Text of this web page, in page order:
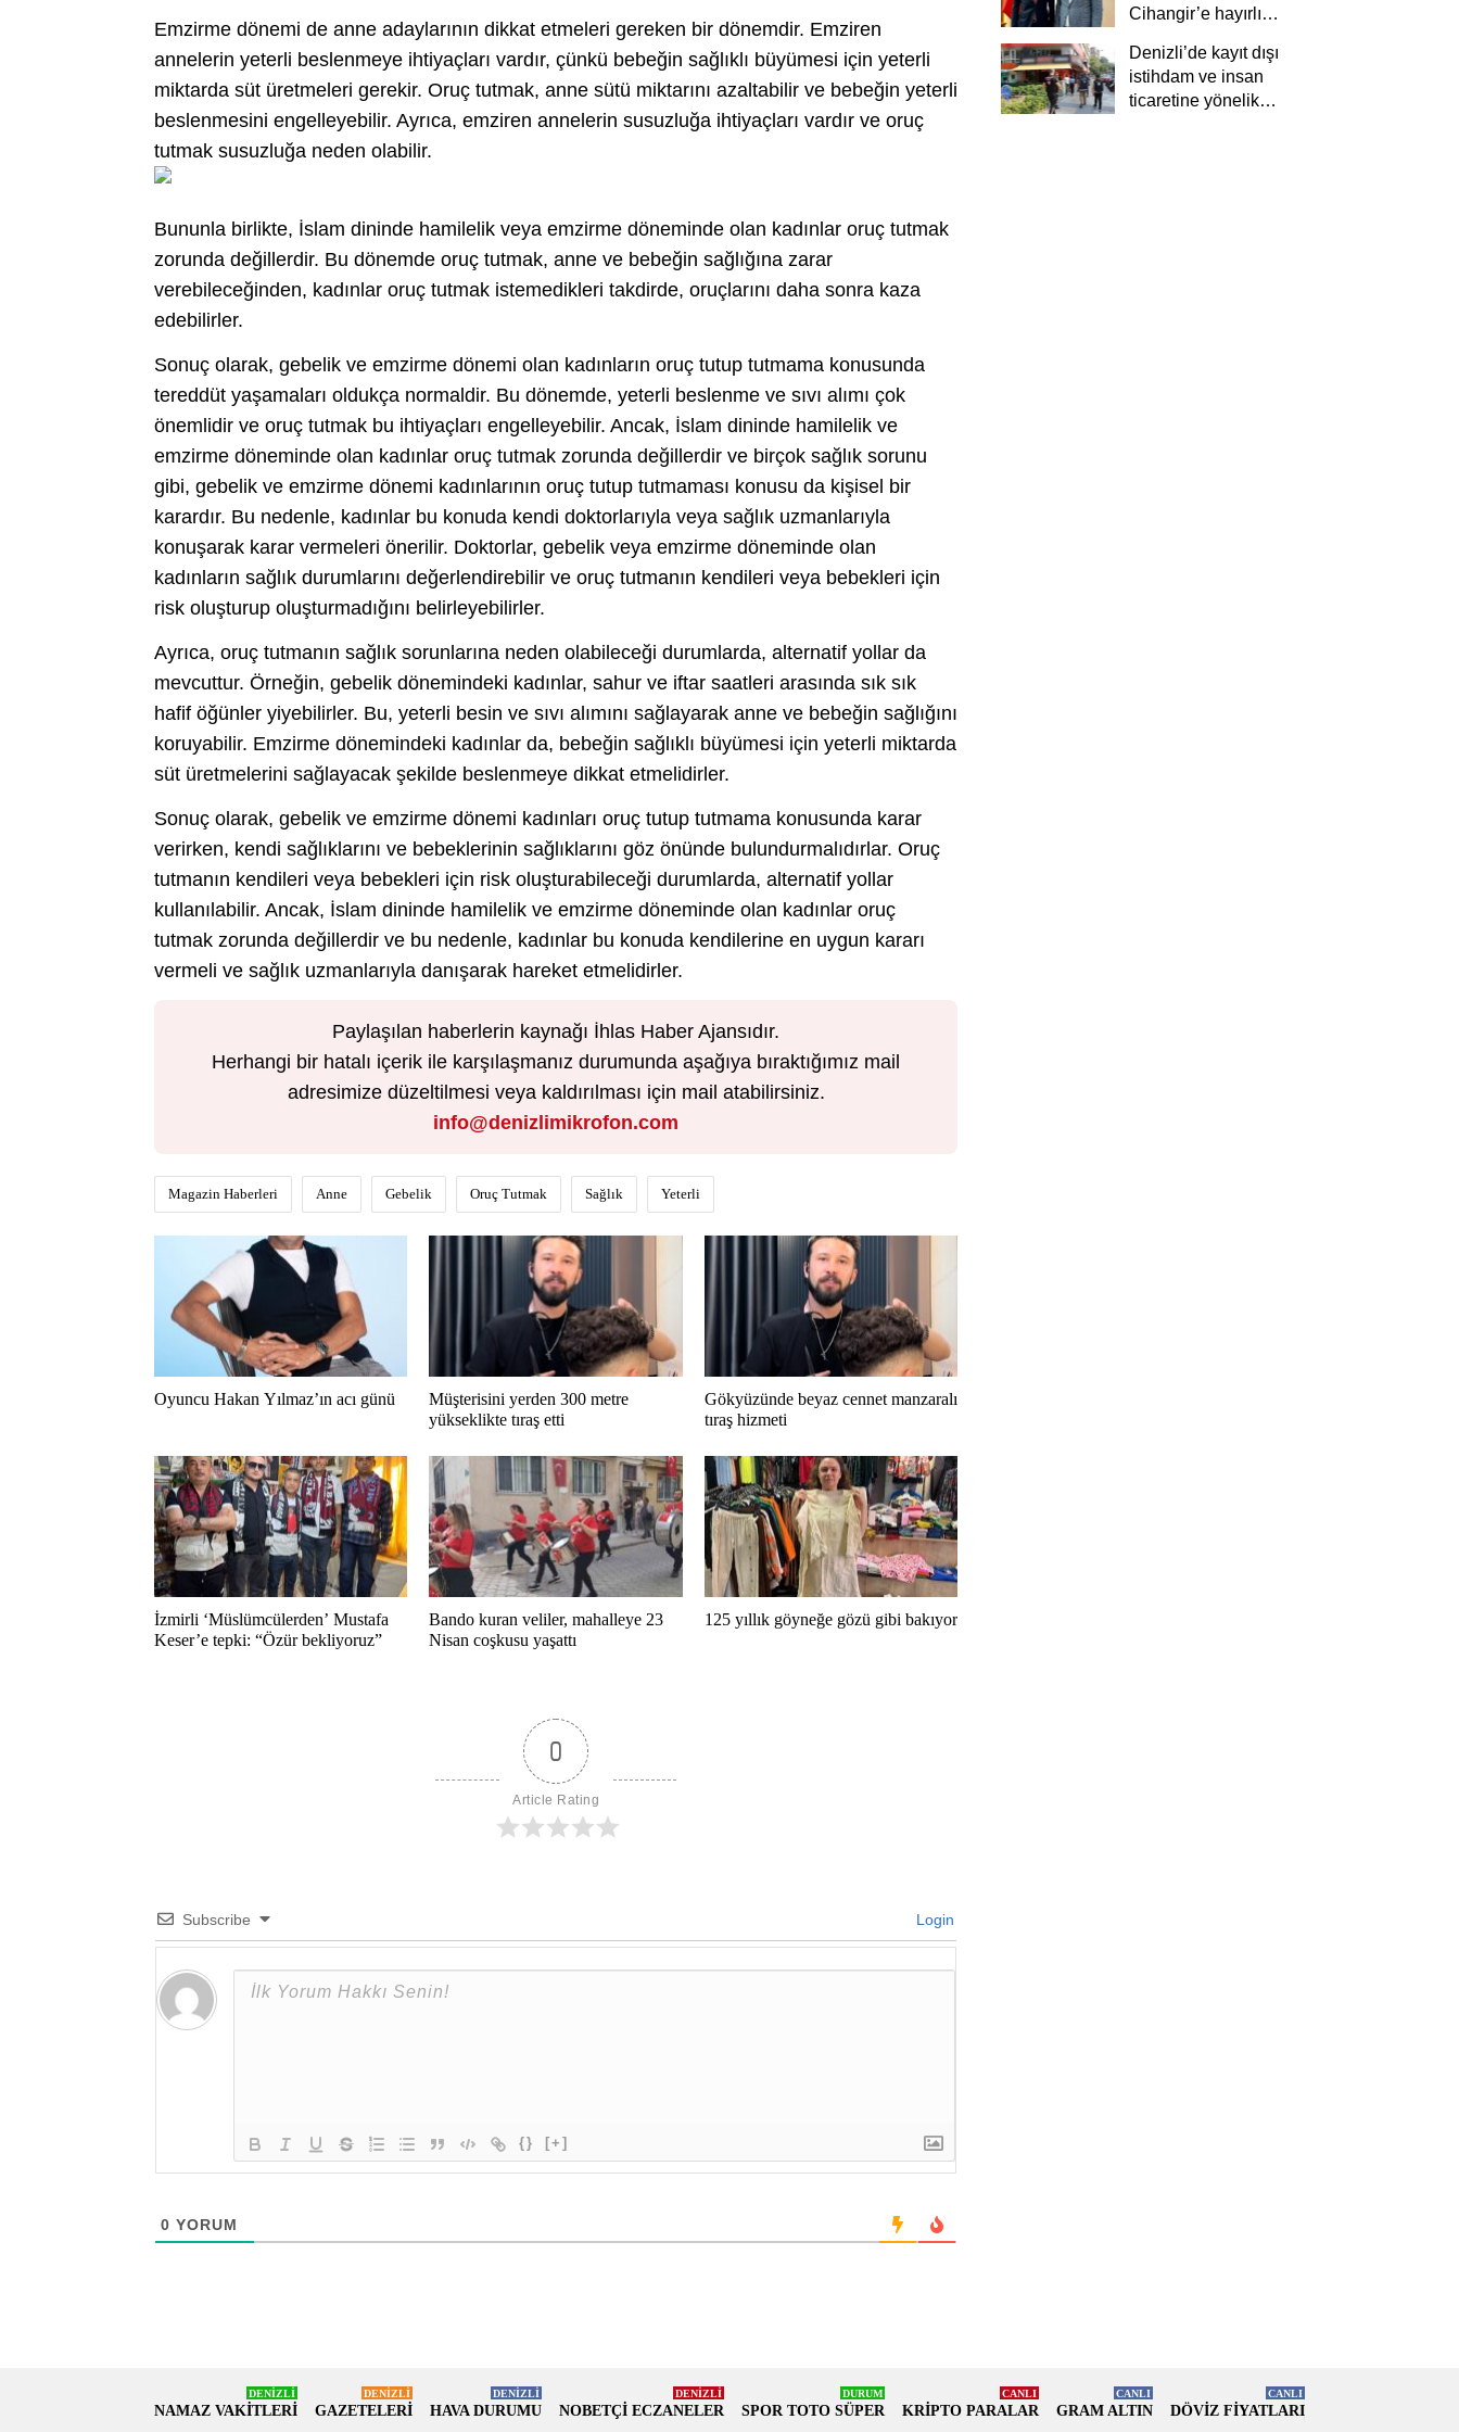
Emzirme dönemi de anne adaylarının dikkat etmeleri gereken bir dönemdir. Emziren
annelerin yeterli beslenmeye ihtiyaçları vardır, çünkü bebeğin sağlıklı büyümesi için yeterli
miktarda süt üretmeleri gerekir. Oruç tutmak, anne sütü miktarını azaltabilir ve bebeğin yeterli
beslenmesini engelleyebilir. Ayrıca, emziren annelerin susuzluğa ihtiyaçları vardır ve oruç
tutmak susuzluğa neden olabilir.
Bununla birlikte, İslam dininde hamilelik veya emzirme döneminde olan kadınlar oruç tutmak
zorunda değillerdir. Bu dönemde oruç tutmak, anne ve bebeğin sağlığına zarar
verebileceğinden, kadınlar oruç tutmak istemedikleri takdirde, oruçlarını daha sonra kaza
edebilirler.
Sonuç olarak, gebelik ve emzirme dönemi olan kadınların oruç tutup tutmama konusunda
tereddüt yaşamaları oldukça normaldir. Bu dönemde, yeterli beslenme ve sıvı alımı çok
önemlidir ve oruç tutmak bu ihtiyaçları engelleyebilir. Ancak, İslam dininde hamilelik ve
emzirme döneminde olan kadınlar oruç tutmak zorunda değillerdir ve birçok sağlık sorunu
gibi, gebelik ve emzirme dönemi kadınlarının oruç tutup tutmaması konusu da kişisel bir
karardır. Bu nedenle, kadınlar bu konuda kendi doktorlarıyla veya sağlık uzmanlarıyla
konuşarak karar vermeleri önerilir. Doktorlar, gebelik veya emzirme döneminde olan
kadınların sağlık durumlarını değerlendirebilir ve oruç tutmanın kendileri veya bebekleri için
risk oluşturup oluşturmadığını belirleyebilirler.
Ayrıca, oruç tutmanın sağlık sorunlarına neden olabileceği durumlarda, alternatif yollar da
mevcuttur. Örneğin, gebelik dönemindeki kadınlar, sahur ve iftar saatleri arasında sık sık
hafif öğünler yiyebilirler. Bu, yeterli besin ve sıvı alımını sağlayarak anne ve bebeğin sağlığını
koruyabilir. Emzirme dönemindeki kadınlar da, bebeğin sağlıklı büyümesi için yeterli miktarda
süt üretmelerini sağlayacak şekilde beslenmeye dikkat etmelidirler.
Sonuç olarak, gebelik ve emzirme dönemi kadınları oruç tutup tutmama konusunda karar
verirken, kendi sağlıklarını ve bebeklerinin sağlıklarını göz önünde bulundurmalıdırlar. Oruç
tutmanın kendileri veya bebekleri için risk oluşturabileceği durumlarda, alternatif yollar
kullanılabilir. Ancak, İslam dininde hamilelik ve emzirme döneminde olan kadınlar oruç
tutmak zorunda değillerdir ve bu nedenle, kadınlar bu konuda kendilerine en uygun kararı
vermeli ve sağlık uzmanlarıyla danışarak hareket etmelidirler.
Paylaşılan haberlerin kaynağı İhlas Haber Ajansıdır.
Herhangi bir hatalı içerik ile karşılaşmanız durumunda aşağıya bıraktığımız mail
adresimize düzeltilmesi veya kaldırılması için mail atabilirsiniz.
info@denizlimikrofon.com
Magazin Haberleri Anne Gebelik Oruç Tutmak Sağlık Yeterli
Oyuncu Hakan Yılmaz’ın acı günü
Müşterisini yerden 300 metre
yükseklikte tıraş etti
Gökyüzünde beyaz cennet manzaralı
tıraş hizmeti
İzmirli ‘Müslümcülerden’ Mustafa
Keser’e tepki: “Özür bekliyoruz”
Bando kuran veliler, mahalleye 23
Nisan coşkusu yaşattı
125 yıllık göyneğe gözü gibi bakıyor
0
Article Rating
Subscribe Login
{} [+]
0 YORUM
Cihangir’e hayırlı
Denizli’de kayıt dışı
istihdam ve insan
ticaretine yönelik
NAMAZ VAKİTLERİ
DENİZLİ
GAZETELERİ
DENİZLİ
HAVA DURUMU
DENİZLİ
NOBETÇİ ECZANELER
DENİZLİ
SPOR TOTO SÜPER
DURUM
KRİPTO PARALAR
CANLI
GRAM ALTIN
CANLI
DÖVİZ FİYATLARI
CANLI